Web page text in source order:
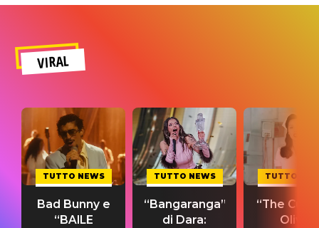
VIRAL
TUTTO NEWS
Bad Bunny e
“BAILE
TUTTO NEWS
“Bangaranga”
di Dara:
TUTTO
“The
Olivia